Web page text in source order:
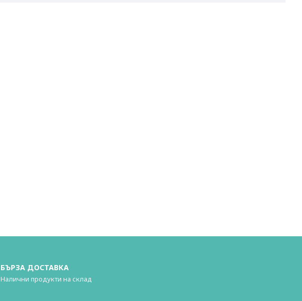
БЪРЗА ДОСТАВКА
Налични продукти на склад